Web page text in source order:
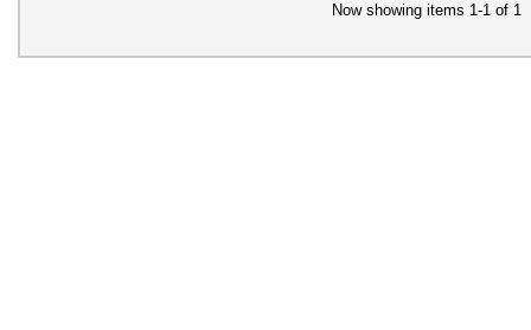
Now showing items 1-1 of 1